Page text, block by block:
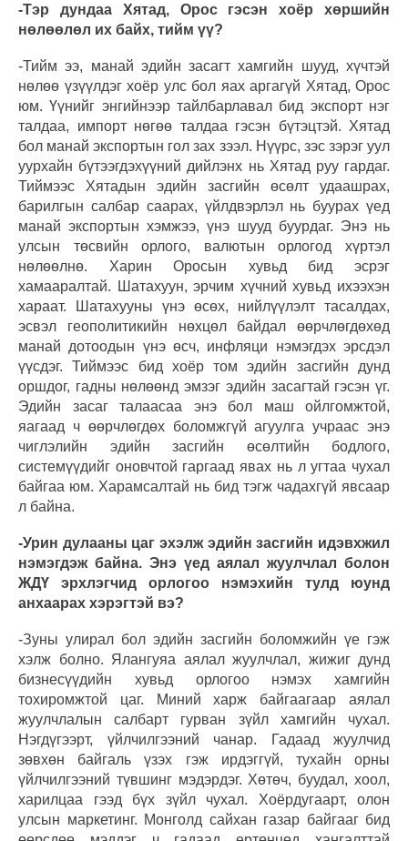
-Тэр дундаа Хятад, Орос гэсэн хоёр хөршийн
нөлөөлөл их байх, тийм үү?
-Тийм ээ, манай эдийн засагт хамгийн шууд, хүчтэй
нөлөө үзүүлдэг хоёр улс бол яах аргагүй Хятад, Орос
юм. Үүнийг энгийнээр тайлбарлавал бид экспорт нэг
талдаа, импорт нөгөө талдаа гэсэн бүтэцтэй. Хятад
бол манай экспортын гол зах зээл. Нүүрс, зэс зэрэг уул
уурхайн бүтээгдэхүүний дийлэнх нь Хятад руу гардаг.
Тиймээс Хятадын эдийн засгийн өсөлт удаашрах,
барилгын салбар саарах, үйлдвэрлэл нь буурах үед
манай экспортын хэмжээ, үнэ шууд буурдаг. Энэ нь
улсын төсвийн орлого, валютын орлогод хүртэл
нөлөөлнө. Харин Оросын хувьд бид эсрэг
хамааралтай. Шатахуун, эрчим хүчний хувьд ихээхэн
хараат. Шатахууны үнэ өсөх, нийлүүлэлт тасалдах,
эсвэл геополитикийн нөхцөл байдал өөрчлөгдөхөд
манай дотоодын үнэ өсч, инфляци нэмэгдэх эрсдэл
үүсдэг. Тиймээс бид хоёр том эдийн засгийн дунд
оршдог, гадны нөлөөнд эмзэг эдийн засагтай гэсэн үг.
Эдийн засаг талаасаа энэ бол маш ойлгомжтой,
яагаад ч өөрчлөгдөх боломжгүй агуулга учраас энэ
чиглэлийн эдийн засгийн өсөлтийн бодлого,
системүүдийг оновчтой гаргаад явах нь л угтаа чухал
байгаа юм. Харамсалтай нь бид тэгж чадахгүй явсаар
л байна.
-Урин дулааны цаг эхэлж эдийн засгийн идэвхжил
нэмэгдэж байна. Энэ үед аялал жуулчлал болон
ЖДҮ эрхлэгчид орлогоо нэмэхийн тулд юунд
анхаарах хэрэгтэй вэ?
-Зуны улирал бол эдийн засгийн боломжийн үе гэж
хэлж болно. Ялангуяа аялал жуулчлал, жижиг дунд
бизнесүүдийн хувьд орлогоо нэмэх хамгийн
тохиромжтой цаг. Миний харж байгаагаар аялал
жуулчлалын салбарт гурван зүйл хамгийн чухал.
Нэгдүгээрт, үйлчилгээний чанар. Гадаад жуулчид
зөвхөн байгаль үзэх гэж ирдэггүй, тухайн орны
үйлчилгээний түвшинг мэдэрдэг. Хөтөч, буудал, хоол,
харилцаа гээд бүх зүйл чухал. Хоёрдугаарт, олон
улсын маркетинг. Монголд сайхан газар байгааг бид